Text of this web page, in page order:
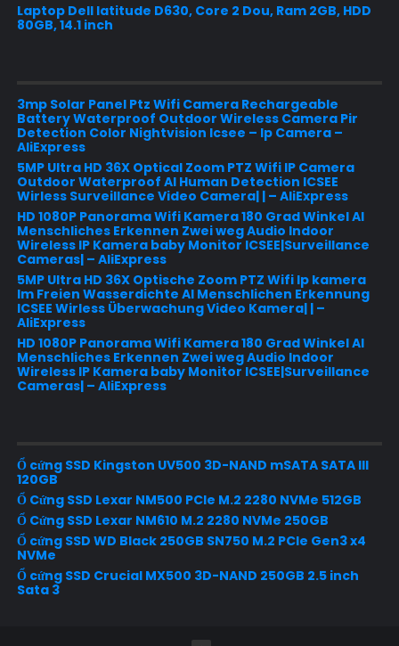
Laptop Dell latitude D630, Core 2 Dou, Ram 2GB, HDD
80GB, 14.1 inch
3mp Solar Panel Ptz Wifi Camera Rechargeable
Battery Waterproof Outdoor Wireless Camera Pir
Detection Color Nightvision Icsee – Ip Camera –
AliExpress
5MP Ultra HD 36X Optical Zoom PTZ Wifi IP Camera
Outdoor Waterproof AI Human Detection ICSEE
Wirless Surveillance Video Camera| | – AliExpress
HD 1080P Panorama Wifi Kamera 180 Grad Winkel AI
Menschliches Erkennen Zwei weg Audio Indoor
Wireless IP Kamera baby Monitor ICSEE|Surveillance
Cameras| – AliExpress
5MP Ultra HD 36X Optische Zoom PTZ Wifi Ip kamera
Im Freien Wasserdichte AI Menschlichen Erkennung
ICSEE Wirless Überwachung Video Kamera| | –
AliExpress
HD 1080P Panorama Wifi Kamera 180 Grad Winkel AI
Menschliches Erkennen Zwei weg Audio Indoor
Wireless IP Kamera baby Monitor ICSEE|Surveillance
Cameras| – AliExpress
Ổ cứng SSD Kingston UV500 3D-NAND mSATA SATA III
120GB
Ổ Cứng SSD Lexar NM500 PCIe M.2 2280 NVMe 512GB
Ổ Cứng SSD Lexar NM610 M.2 2280 NVMe 250GB
Ổ cứng SSD WD Black 250GB SN750 M.2 PCIe Gen3 x4
NVMe
Ổ cứng SSD Crucial MX500 3D-NAND 250GB 2.5 inch
Sata 3